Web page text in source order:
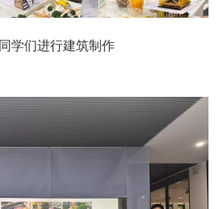
同学们进行建筑制作